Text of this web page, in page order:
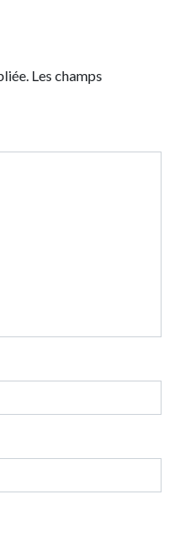
Les champs